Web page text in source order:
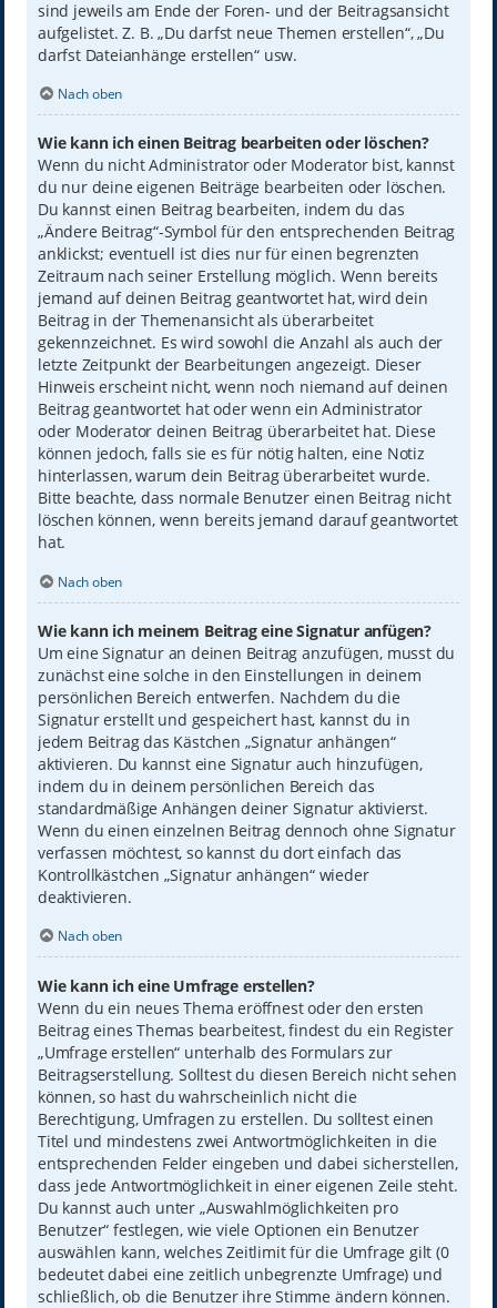
sind jeweils am Ende der Foren- und der Beitragsansicht
aufgelistet. Z. B. „Du darfst neue Themen erstellen“, „Du
darfst Dateianhänge erstellen“ usw.
Nach oben
Wie kann ich einen Beitrag bearbeiten oder löschen?
Wenn du nicht Administrator oder Moderator bist, kannst
du nur deine eigenen Beiträge bearbeiten oder löschen.
Du kannst einen Beitrag bearbeiten, indem du das
„Ändere Beitrag“-Symbol für den entsprechenden Beitrag
anklickst; eventuell ist dies nur für einen begrenzten
Zeitraum nach seiner Erstellung möglich. Wenn bereits
jemand auf deinen Beitrag geantwortet hat, wird dein
Beitrag in der Themenansicht als überarbeitet
gekennzeichnet. Es wird sowohl die Anzahl als auch der
letzte Zeitpunkt der Bearbeitungen angezeigt. Dieser
Hinweis erscheint nicht, wenn noch niemand auf deinen
Beitrag geantwortet hat oder wenn ein Administrator
oder Moderator deinen Beitrag überarbeitet hat. Diese
können jedoch, falls sie es für nötig halten, eine Notiz
hinterlassen, warum dein Beitrag überarbeitet wurde.
Bitte beachte, dass normale Benutzer einen Beitrag nicht
löschen können, wenn bereits jemand darauf geantwortet
hat.
Nach oben
Wie kann ich meinem Beitrag eine Signatur anfügen?
Um eine Signatur an deinen Beitrag anzufügen, musst du
zunächst eine solche in den Einstellungen in deinem
persönlichen Bereich entwerfen. Nachdem du die
Signatur erstellt und gespeichert hast, kannst du in
jedem Beitrag das Kästchen „Signatur anhängen“
aktivieren. Du kannst eine Signatur auch hinzufügen,
indem du in deinem persönlichen Bereich das
standardmäßige Anhängen deiner Signatur aktivierst.
Wenn du einen einzelnen Beitrag dennoch ohne Signatur
verfassen möchtest, so kannst du dort einfach das
Kontrollkästchen „Signatur anhängen“ wieder
deaktivieren.
Nach oben
Wie kann ich eine Umfrage erstellen?
Wenn du ein neues Thema eröffnest oder den ersten
Beitrag eines Themas bearbeitest, findest du ein Register
„Umfrage erstellen“ unterhalb des Formulars zur
Beitragserstellung. Solltest du diesen Bereich nicht sehen
können, so hast du wahrscheinlich nicht die
Berechtigung, Umfragen zu erstellen. Du solltest einen
Titel und mindestens zwei Antwortmöglichkeiten in die
entsprechenden Felder eingeben und dabei sicherstellen,
dass jede Antwortmöglichkeit in einer eigenen Zeile steht.
Du kannst auch unter „Auswahlmöglichkeiten pro
Benutzer“ festlegen, wie viele Optionen ein Benutzer
auswählen kann, welches Zeitlimit für die Umfrage gilt (0
bedeutet dabei eine zeitlich unbegrenzte Umfrage) und
schließlich, ob die Benutzer ihre Stimme ändern können.